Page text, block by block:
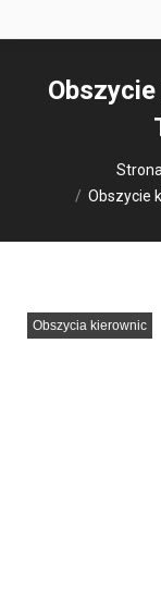
Obszycie
Obszycia kierownic